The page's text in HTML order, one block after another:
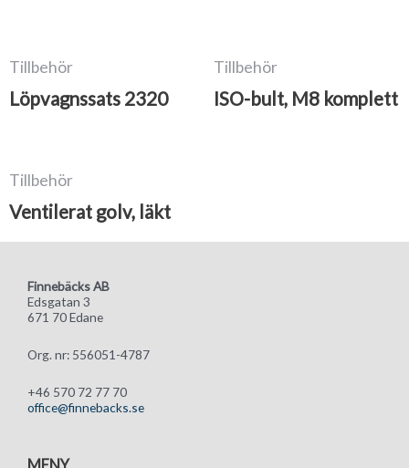
Tillbehör
Löpvagnssats 2320
Tillbehör
ISO-bult, M8 komplett
Tillbehör
Ventilerat golv, läkt
Finnebäcks AB
Edsgatan 3
671 70 Edane
Org. nr: 556051-4787
+46 570 72 77 70
office@finnebacks.se